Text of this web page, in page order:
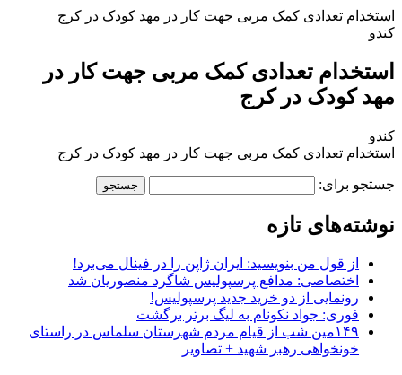
استخدام تعدادی کمک مربی جهت کار در مهد کودک در کرج
کندو
استخدام تعدادی کمک مربی جهت کار در
مهد کودک در کرج
کندو
استخدام تعدادی کمک مربی جهت کار در مهد کودک در کرج
جستجو برای:
نوشته‌های تازه
از قول من بنویسید: ایران ژاپن را در فینال می‌برد!
اختصاصی: مدافع پرسپولیس شاگرد منصوریان شد
رونمایی از دو خرید جدید پرسپولیس!
فوری: جواد نکونام به لیگ برتر برگشت
۱۴۹مین شب از قیام مردم شهرستان سلماس در راستای
خونخواهی رهبر شهید + تصاویر